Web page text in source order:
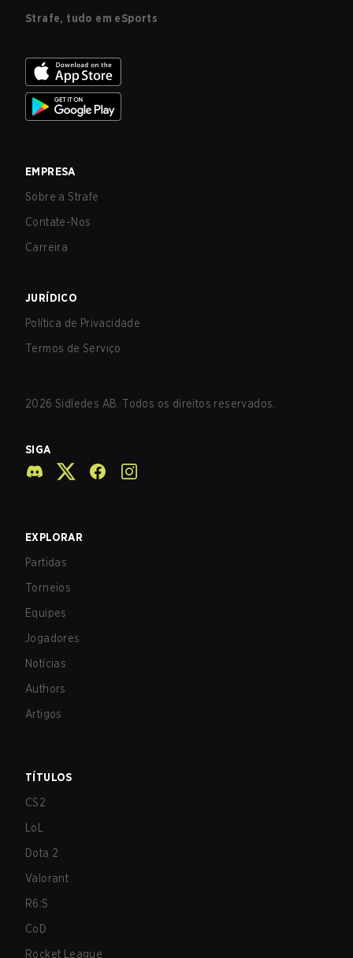
Strafe, tudo em eSports
EMPRESA
Sobre a Strafe
Contate-Nos
Carreira
JURÍDICO
Política de Privacidade
Termos de Serviço
2026 Sidledes AB. Todos os direitos reservados.
SIGA
EXPLORAR
Partidas
Torneios
Equipes
Jogadores
Notícias
Authors
Artigos
TÍTULOS
CS2
LoL
Dota 2
Valorant
R6:S
CoD
Rocket League